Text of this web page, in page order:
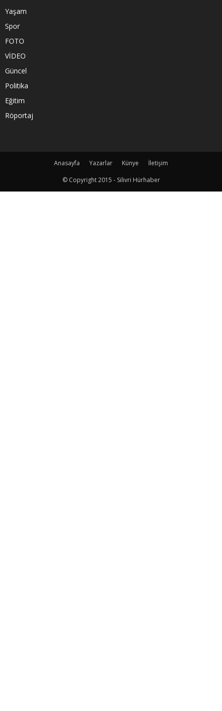
Yaşam
Spor
FOTO
VİDEO
Güncel
Politika
Eğitim
Röportaj
Anasayfa Yazarlar Künye
İletişim
© Copyright 2015 - Silivri Hürhaber